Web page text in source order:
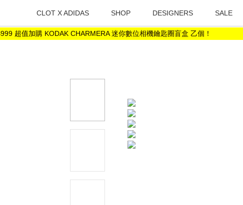
加購 KODAK CHARMERA 迷你數位相機鑰匙圈盲盒 乙個！
CLOT X ADIDAS SHOP DESIGNERS SALE